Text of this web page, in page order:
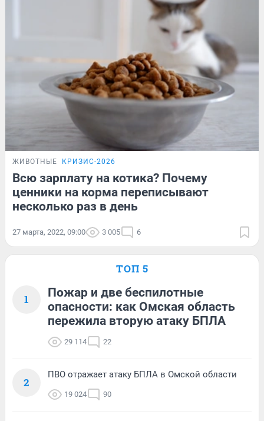
ЖИВОТНЫЕ КРИЗИС-2026
Всю зарплату на котика? Почему
ценники на корма переписывают
несколько раз в день
27 марта, 2022, 09:00 3 005 6
ТОП 5
1
Пожар и две беспилотные
опасности: как Омская область
пережила вторую атаку БПЛА
29 114 22
2
ПВО отражает атаку БПЛА в Омской области
19 024 90